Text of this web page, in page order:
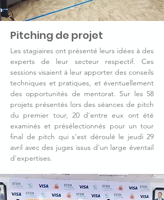
Pitching de projet
Les stagiaires ont présenté leurs idées à des
experts de leur secteur respectif. Ces
sessions visaient à leur apporter des conseils
techniques et pratiques, et éventuellement
des opportunités de mentorat. Sur les 58
projets présentés lors des séances de pitch
du premier tour, 20 d'entre eux ont été
examinés et présélectionnés pour un tour
final de pitch qui s'est déroulé le jeudi 29
avril avec des juges issus d'un large éventail
d'expertises.